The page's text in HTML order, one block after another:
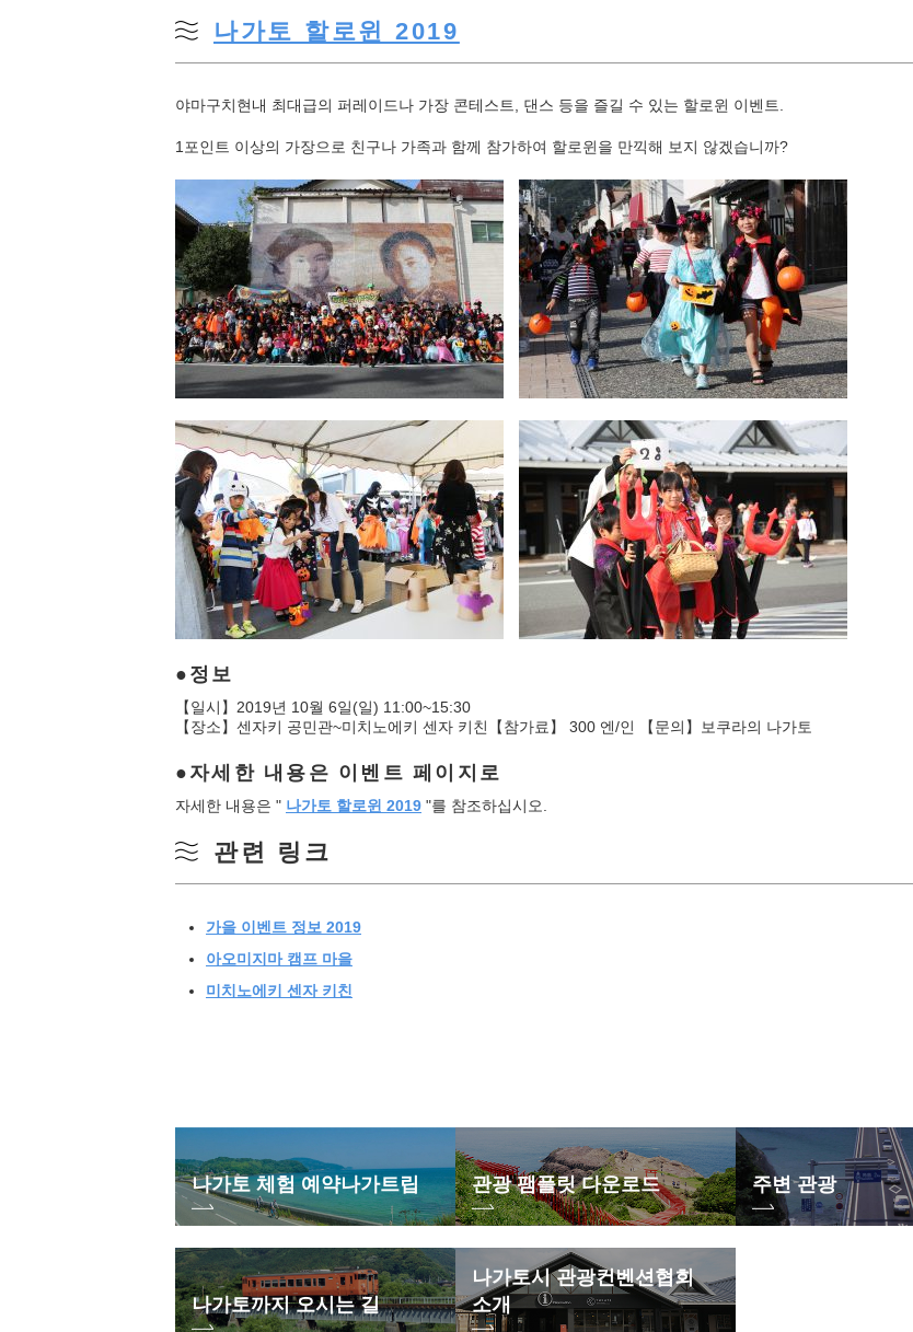
나가토 할로윈 2019
야마구치현내 최대급의 퍼레이드나 가장 콘테스트, 댄스 등을 즐길 수 있는 할로윈 이벤트.
1포인트 이상의 가장으로 친구나 가족과 함께 참가하여 할로윈을 만끽해 보지 않겠습니까?
정보
【일시】2019년 10월 6일(일) 11:00~15:30
【장소】센자키 공민관~미치노에키 센자 키친【참가료】 300 엔/인 【문의】보쿠라의 나가토
자세한 내용은 이벤트 페이지로
자세한 내용은 " 나가토 할로윈 2019 "를 참조하십시오.
관련 링크
가을 이벤트 정보 2019
아오미지마 캠프 마을
미치노에키 센자 키친
나가토 체험 예약나가트립 관광 팸플릿 다운로드 주변 관광
나가토까지 오시는 길
나가토시 관광컨벤션협회
소개